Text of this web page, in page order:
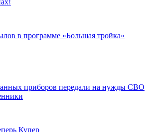
в программе «Большая тройка»
приборов передали на нужды СВО
Купер